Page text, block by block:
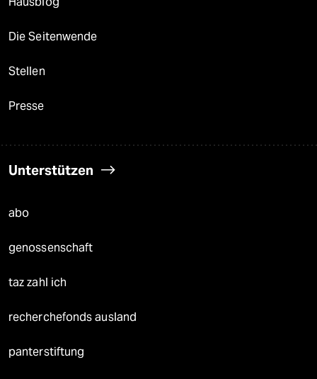
Die Seitenwende
Stellen
Presse
Unterstützen
abo
genossenschaft
taz zahl ich
recherchefonds ausland
panterstiftung